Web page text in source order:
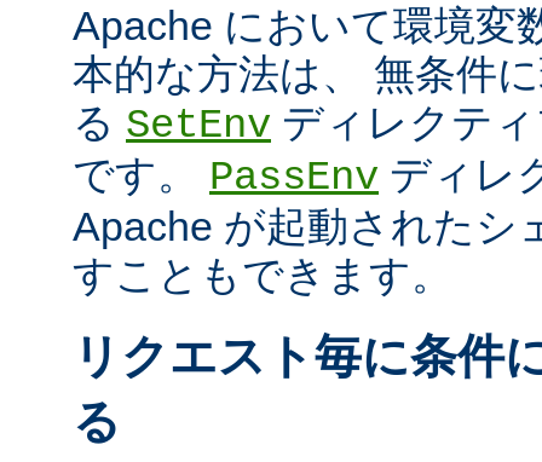
Apache において環境変
本的な方法は、 無条件
る SetEnv ディレクテ
です。 PassEnv ディレ
Apache が起動されたシ
すこともできます。
リクエスト毎に条件
る